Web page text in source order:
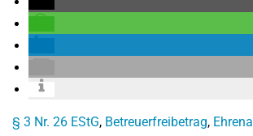
§ 3 Nr. 26 EStG, Betreuerfreibetrag,